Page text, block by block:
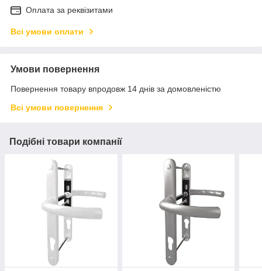
Оплата за реквізитами
Всі умови оплати
Умови повернення
Повернення товару впродовж 14 днів за домовленістю
Всі умови повернення
Подібні товари компанії